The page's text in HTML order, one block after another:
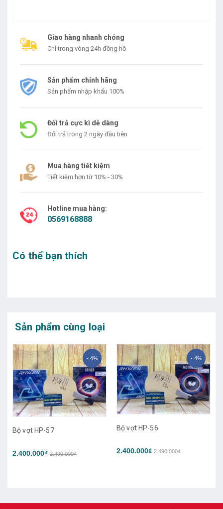
Giao hàng nhanh chóng
Chỉ trong vòng 24h đồng hồ
Sản phẩm chính hãng
Sản phẩm nhập khẩu 100%
Đổi trả cực kì dễ dàng
Đổi trả trong 2 ngày đầu tiên
Mua hàng tiết kiệm
Tiết kiệm hơn từ 10% - 30%
Hotline mua hàng:
0569168888
Có thể bạn thích
Sản phẩm cùng loại
- 4%
Bộ vợt HP-57
2.400.000₫ 2.490.000₫
- 4%
Bộ vợt HP-56
2.400.000₫ 2.490.000₫